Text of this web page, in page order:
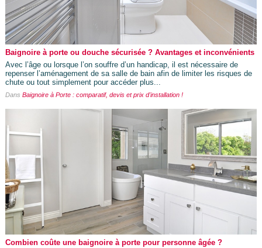
Baignoire à porte ou douche sécurisée ? Avantages et inconvénients
Avec l’âge ou lorsque l’on souffre d’un handicap, il est nécessaire de
repenser l’aménagement de sa salle de bain afin de limiter les risques de
chute ou tout simplement pour accéder plus...
Dans Baignoire à Porte : comparatif, devis et prix d'installation !
Combien coûte une baignoire à porte pour personne âgée ?